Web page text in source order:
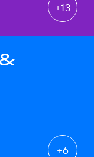
+13
+6